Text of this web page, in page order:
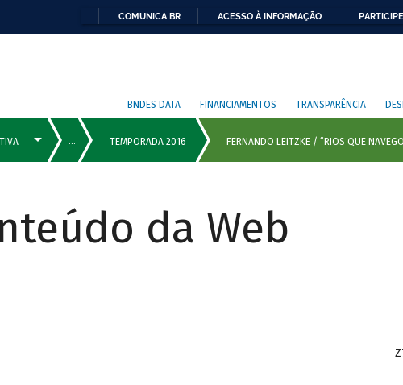
COMUNICA BR ACESSO À INFORMAÇÃO PARTICIPE
BNDES DATA FINANCIAMENTOS TRANSPARÊNCIA
da Web